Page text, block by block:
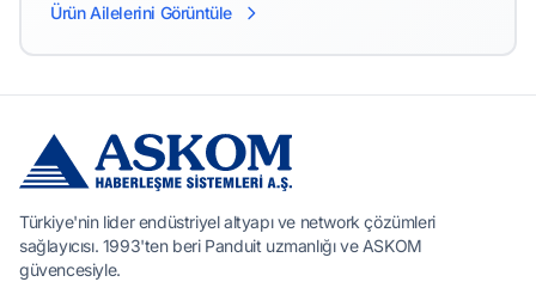
Ürün Ailelerini Görüntüle
Türkiye'nin lider endüstriyel altyapı ve network çözümleri
sağlayıcısı. 1993'ten beri Panduit uzmanlığı ve ASKOM
güvencesiyle.